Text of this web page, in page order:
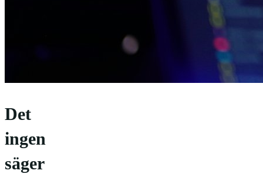
Det
ingen
säger